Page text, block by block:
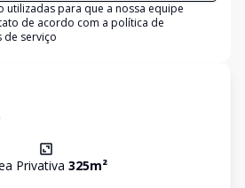
utilizadas para que a nossa equipe
de acordo com a política de
de serviço
Privativa 325m²